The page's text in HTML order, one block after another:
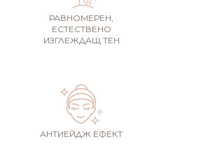
РАВНОМЕРЕН,
ЕСТЕСТВЕНО
ИЗГЛЕЖДАЩ ТЕН
АНТИЕЙДЖ ЕФЕКТ